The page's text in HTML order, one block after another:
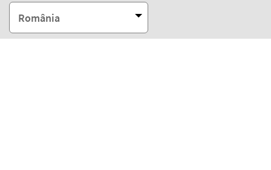
România